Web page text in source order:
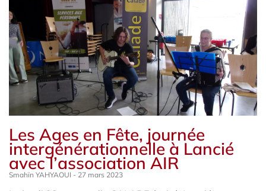
Les Ages en Fête, journée
intergénérationnelle à Lancié
avec l’association AIR
Smahïn YAHYAOUI 27 mars 2023